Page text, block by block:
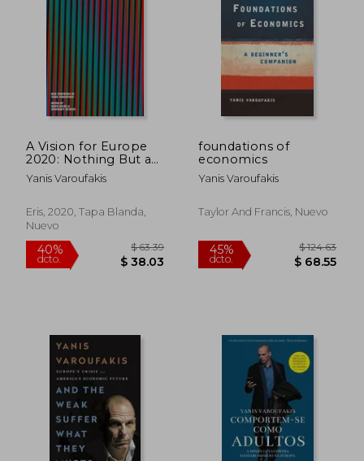
dcto. $ 27.77 dcto. $
A Vision for Europe
2020: Nothing But an
Alternative (en Inglés)
Yanis Varoufakis
Eris, 2020, Tapa Blanda,
Nuevo
foundations of
economics
Yanis Varoufakis
Taylor And Francis, Nuevo